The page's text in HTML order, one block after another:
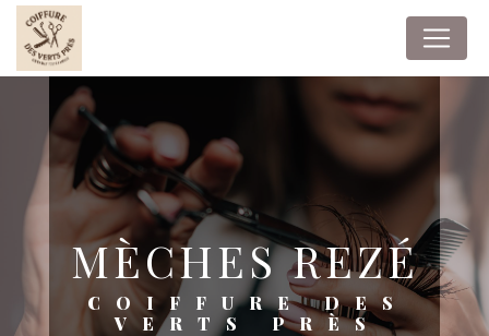
MÈCHES REZÉ
COIFFURE DES
VERTS PRÈS
Panneau de gestion des cookies